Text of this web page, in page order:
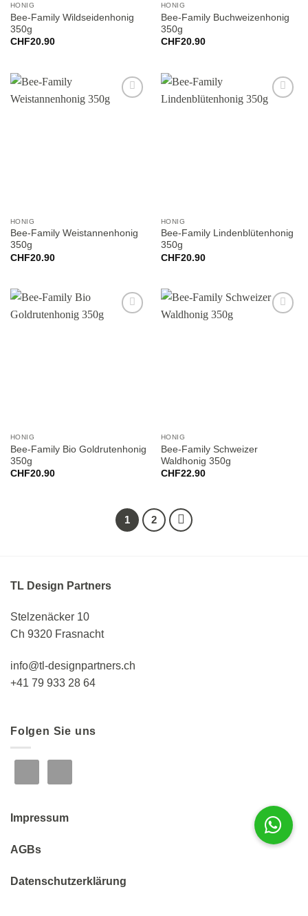
HONIG
Bee-Family Wildseidenhonig
350g
CHF20.90
HONIG
Bee-Family Buchweizenhonig
350g
CHF20.90
HONIG
Bee-Family Weistannenhonig
350g
CHF20.90
Add to
HONIG
Bee-Family Lindenblütenhonig
350g
CHF20.90
HONIG
Bee-Family Bio Goldrutenhonig
350g
CHF20.90
HONIG
Bee-Family Schweizer
Waldhonig 350g
CHF22.90
1 2
TL Design Partners
Stelzenäcker 10
Ch 9320 Frasnacht
info@tl-designpartners.ch
+41 79 933 28 64
Folgen Sie uns
Impressum
AGBs
Datenschutzerklärung